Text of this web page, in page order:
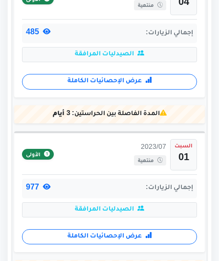
04 منتهية
إجمالي الزيارات:
الصيدليات المرافقة
عرض الإحصائيات الكاملة
المدة الفاصلة بين الحراستين:3 أيام
السبت
01
2023/07
منتهية
الأولى
إجمالي الزيارات:
الصيدليات المرافقة
عرض الإحصائيات الكاملة